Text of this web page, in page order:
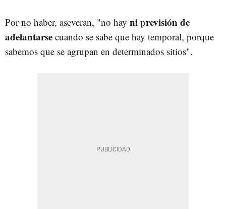
Por no haber, aseveran, "no hay ni previsión de
adelantarse cuando se sabe que hay temporal, porque
sabemos que se agrupan en determinados sitios".